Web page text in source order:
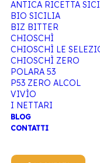
ANTICA RICETTA
BIO SICILIA
BIZ BITTER
CHIOSCHÌ
CHIOSCHÌ LE
CHIOSCHÌ ZERO
POLARA 53
P53 ZERO ALCOL
VIVÌO
I NETTARI
BLOG
CONTATTI
Home